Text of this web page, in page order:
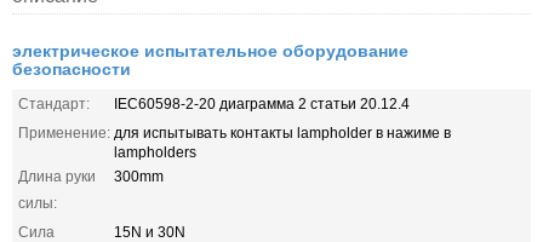
электрическое испытательное оборудование
безопасности
Стандарт:
IEC60598-2-20 диаграмма 2 статьи 20.12.4
Применение: для испытывать контакты lampholder в нажиме в
lampholders
Длина руки
силы:
300mm
Сила
15N и 30N